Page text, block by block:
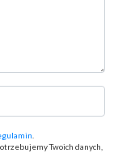
Twoich danych,